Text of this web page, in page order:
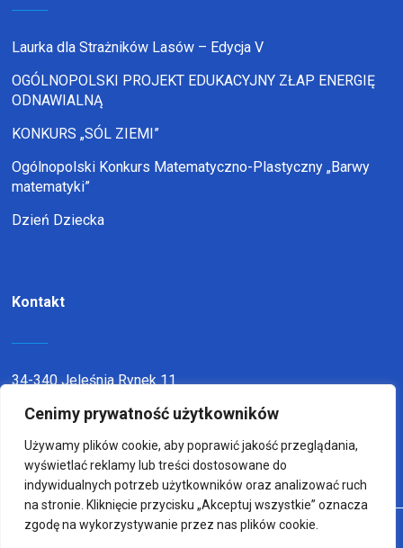
Cenimy prywatność użytkowników
Używamy plików cookie, aby poprawić jakość przeglądania,
wyświetlać reklamy lub treści dostosowane do
indywidualnych potrzeb użytkowników oraz analizować ruch
na stronie. Kliknięcie przycisku „Akceptuj wszystkie” oznacza
zgodę na wykorzystywanie przez nas plików cookie.
Laurka dla Strażników Lasów – Edycja V
OGÓLNOPOLSKI PROJEKT EDUKACYJNY ZŁAP ENERGIĘ
ODNAWIALNĄ
KONKURS „SÓL ZIEMI”
Ogólnopolski Konkurs Matematyczno-Plastyczny „Barwy
matematyki”
Dzień Dziecka
Kontakt
34-340 Jeleśnia Rynek 11
telefon:338636116
email:sp1jel@op.pl